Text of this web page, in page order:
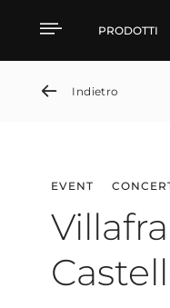
News PRODOTTI
Indietro
EVENT